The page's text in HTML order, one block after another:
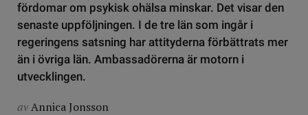
fördomar om psykisk ohälsa minskar. Det visar den
senaste uppföljningen. I de tre län som ingår i
regeringens satsning har attityderna förbättrats mer
än i övriga län. Ambassadörerna är motorn i
utvecklingen.
avAnnica Jonsson